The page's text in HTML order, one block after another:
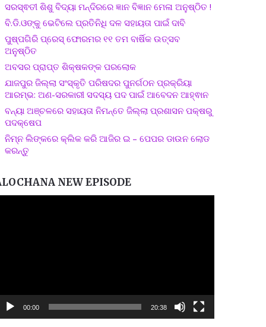
ସରସ୍ଵତୀ ଶିଶୁ ବିଦ୍ୟା ମନ୍ଦିରରେ ଜ୍ଞାନ ବିଜ୍ଞାନ ମେଳା ଅନୁଷ୍ଠିତ !
ବି.ଡି.ଓଙ୍କୁ ଭେଟିଲେ ପ୍ରତିନିଧି ଦଳ ସହାୟତା ପାଇଁ ଦାବି
ପୁଷ୍ପଗିରି ପ୍ରେସ୍ ଫୋରମର ୧୧ ତମ ବାର୍ଷିକ ଉତ୍ସବ
ଅନୁଷ୍ଠିତ
ଅବସର ପ୍ରାପ୍ତ ଶିକ୍ଷକଙ୍କ ପରଲୋକ
ଯାଜପୁର ଜିଲ୍ଲା ସଂସ୍କୃତି ପରିଷଦର ପୁନର୍ଗଠନ ପ୍ରକ୍ରିୟା
ଆରମ୍ଭ: ଅଣ-ସରକାରୀ ସଦସ୍ୟ ପଦ ପାଇଁ ଆବେଦନ ଆହ୍ଵାନ
ବନ୍ୟା ଅଞ୍ଚଳରେ ସହାୟତା ନିମନ୍ତେ ଜିଲ୍ଲା ପ୍ରଶାସନ ପକ୍ଷରୁ
ପଦକ୍ଷେପ
ନିମ୍ନ ଲିଙ୍କରେ କ୍ଲିକ କରି ଆଜିର ଇ – ପେପର ଡାଉନ ଲୋଡ
କରନ୍ତୁ
NEW EPISODE
00:00 20:38